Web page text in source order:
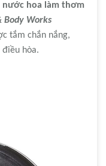
nước hoa làm thơm
Body Works
tắm chắn nắng,
hòa.